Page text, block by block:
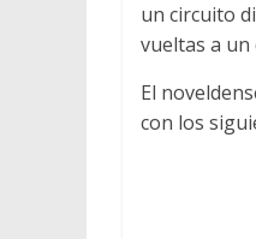
un circuito
vueltas a un
El
con los